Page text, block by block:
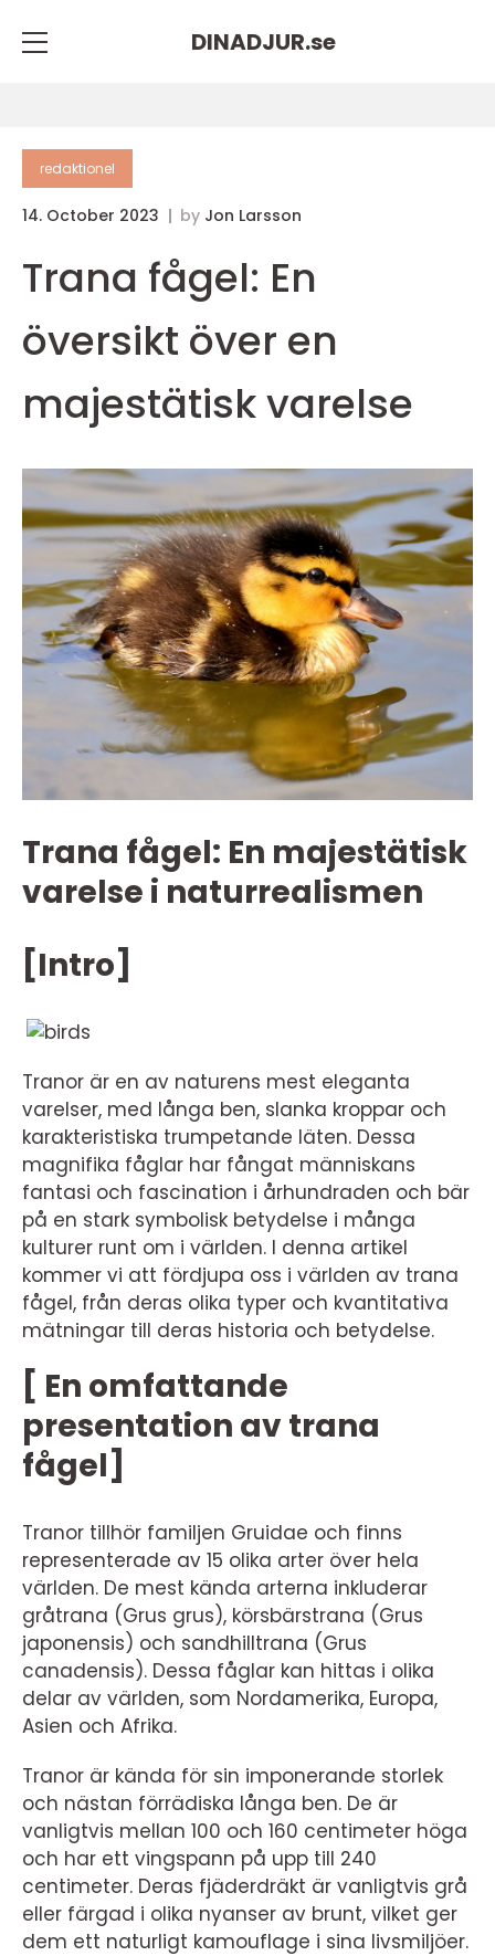
DINADJUR.se
redaktionel
14. October 2023 by Jon Larsson
Trana fågel: En
översikt över en
majestätisk varelse
Trana fågel: En majestätisk
varelse i naturrealismen
[Intro]
Tranor är en av naturens mest eleganta
varelser, med långa ben, slanka kroppar och
karakteristiska trumpetande läten. Dessa
magnifika fåglar har fångat människans
fantasi och fascination i århundraden och bär
på en stark symbolisk betydelse i många
kulturer runt om i världen. I denna artikel
kommer vi att fördjupa oss i världen av trana
fågel, från deras olika typer och kvantitativa
mätningar till deras historia och betydelse.
[ En omfattande
presentation av trana
fågel]
Tranor tillhör familjen Gruidae och finns
representerade av 15 olika arter över hela
världen. De mest kända arterna inkluderar
gråtrana (Grus grus), körsbärstrana (Grus
japonensis) och sandhilltrana (Grus
canadensis). Dessa fåglar kan hittas i olika
delar av världen, som Nordamerika, Europa,
Asien och Afrika.
Tranor är kända för sin imponerande storlek
och nästan förrädiska långa ben. De är
vanligtvis mellan 100 och 160 centimeter höga
och har ett vingspann på upp till 240
centimeter. Deras fjäderdräkt är vanligtvis grå
eller färgad i olika nyanser av brunt, vilket ger
dem ett naturligt kamouflage i sina livsmiljöer.